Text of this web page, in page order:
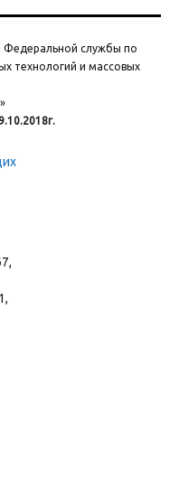
Федеральной службы по
технологий и массовых